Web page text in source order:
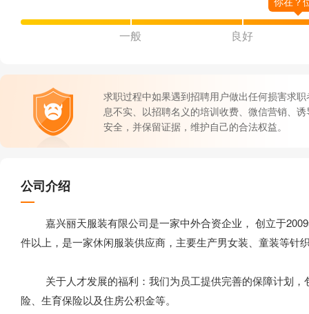
一般 良好
求职过程中如果遇到招聘用户做出任何损害求
息不实、以招聘名义的培训收费、微信营销、
安全，并保留证据，维护自己的合法权益。
公司介绍
嘉兴丽天服装有限公司是一家中外合资企业， 创立于2009
件以上，是一家休闲服装供应商，主要生产男女装、童装等针
关于人才发展的福利：我们为员工提供完善的保障计划，
险、生育保险以及住房公积金等。